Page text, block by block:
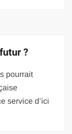
?
pourrait
service d’ici